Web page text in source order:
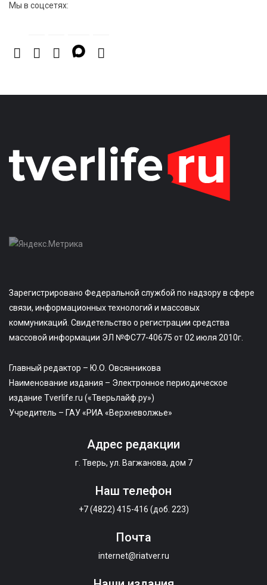
Мы в соцсетях:
Зарегистрировано Федеральной службой по надзору в сфере
связи, информационных технологий и массовых
коммуникаций. Свидетельство о регистрации средства
массовой информации ЭЛ №ФС77-40675 от 02 июля 2010г.
Главный редактор – Ю.О. Овсянникова
Наименование издания – Электронное периодическое
издание Tverlife.ru («Тверьлайф.ру»)
Учредитель – ГАУ «РИА «Верхневолжье»
Адрес редакции
г. Тверь, ул. Вагжанова, дом 7
Наш телефон
+7 (4822) 415-416 (доб. 223)
Почта
internet@riatver.ru